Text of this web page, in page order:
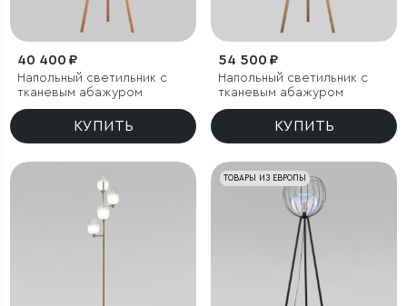
40 400 ₽
Напольный светильник с
тканевым абажуром
КУПИТЬ
54 500 ₽
Напольный светильник с
тканевым абажуром
КУПИТЬ
ТОВАРЫ ИЗ ЕВРОПЫ